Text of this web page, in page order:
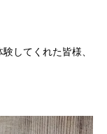
してくれた皆様、